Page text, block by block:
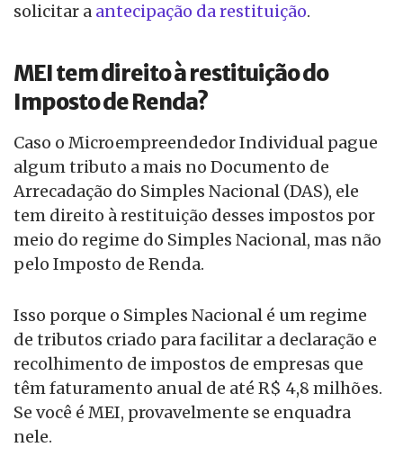
solicitar a antecipação da restituição.
MEI tem direito à restituição do
Imposto de Renda?
Caso o Microempreendedor Individual pague
algum tributo a mais no Documento de
Arrecadação do Simples Nacional (DAS), ele
tem direito à restituição desses impostos por
meio do regime do Simples Nacional, mas não
pelo Imposto de Renda.
Isso porque o Simples Nacional é um regime
de tributos criado para facilitar a declaração e
recolhimento de impostos de empresas que
têm faturamento anual de até R$ 4,8 milhões.
Se você é MEI, provavelmente se enquadra
nele.